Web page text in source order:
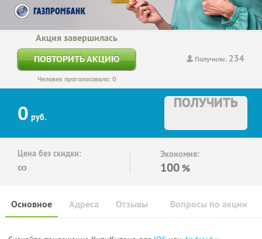
Получили: 234
Акция завершилась
ПОВТОРИТЬ АКЦИЮ
Человек проголосовало: 0
0 руб.
ПОЛУЧИТЬ
Цена без скидки:
∞
Экономия:
100 %
Основное Отзывы Вопросы по акции
Адреса